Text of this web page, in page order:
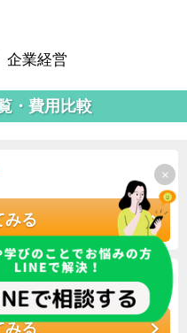
×
企業経営
・費用比較
みる
みる